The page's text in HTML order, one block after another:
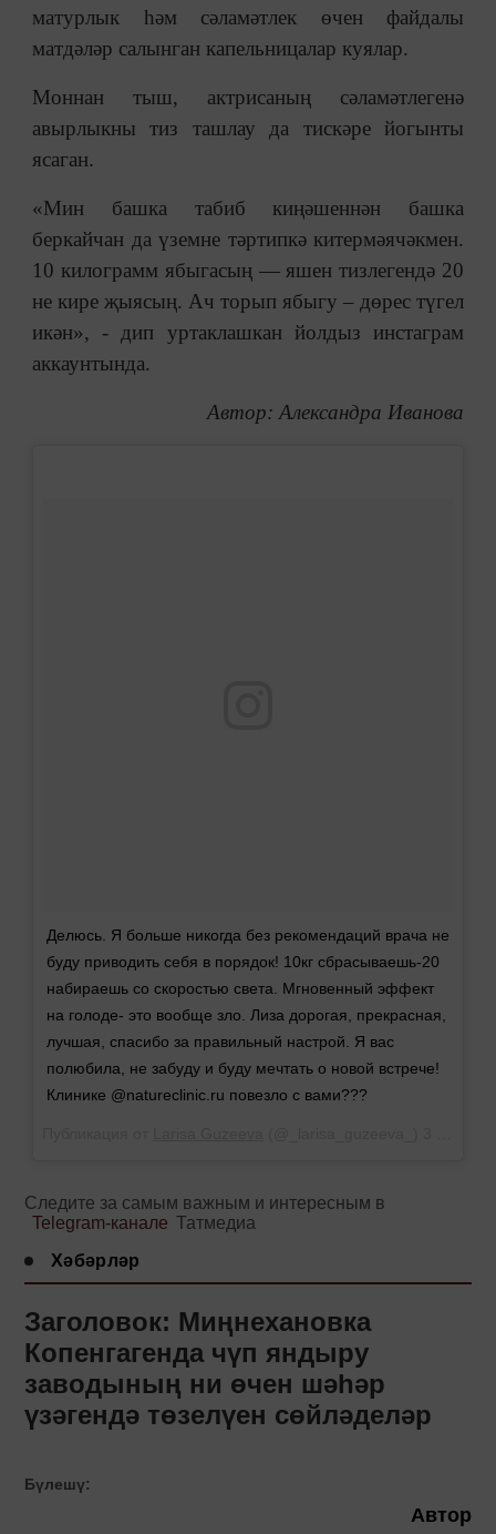
матурлык һәм сәламәтлек өчен файдалы
матдәләр салынган капельницалар куялар.
Моннан тыш, актрисаның сәламәтлегенә
авырлыкны тиз ташлау да тискәре йогынты
ясаган.
«Мин башка табиб киңәшеннән башка
беркайчан да үземне тәртипкә китермәячәкмен.
10 килограмм ябыгасың — яшен тизлегендә 20
не кире җыясың. Ач торып ябыгу – дөрес түгел
икән», - дип уртаклашкан йолдыз инстаграм
аккаунтында.
Автор: Александра Иванова
Делюсь. Я больше никогда без рекомендаций врача не
буду приводить себя в порядок! 10кг сбрасываешь-20
набираешь со скоростью света. Мгновенный эффект
на голоде- это вообще зло. Лиза дорогая, прекрасная,
лучшая, спасибо за правильный настрой. Я вас
полюбила, не забуду и буду мечтать о новой встрече!
Клинике @natureclinic.ru повезло с вами???
Следите за самым важным и интересным в
Telegram-канале Татмедиа
Хәбәрләр
Заголовок: Миңнехановка
Копенгагенда чүп яндыру
заводының ни өчен шәһәр
үзәгендә төзелүен сөйләделәр
Бүлешү:
Автор